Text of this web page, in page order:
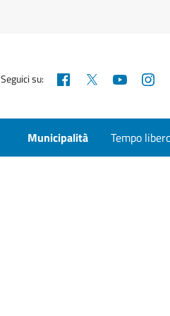
Seguici su: Facebook
Municipalità Tempo